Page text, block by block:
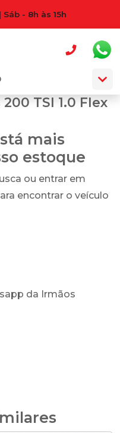
- 8h às 15h
TSI 1.0 Flex
mais
estoque
ou entrar em
encontrar o veículo
da Irmãos